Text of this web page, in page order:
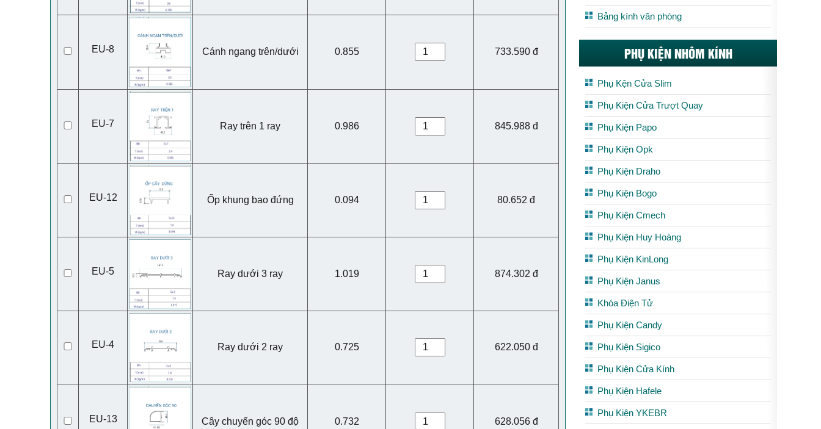
EU-8 Cánh ngang trên/dưới 0.855 733.590 đ
EU-7 Ray trên 1 ray 0.986 845.988 đ
EU-12 Ốp khung bao đứng 0.094 80.652 đ
EU-5 Ray dưới 3 ray 1.019 874.302 đ
EU-4 Ray dưới 2 ray 0.725 622.050 đ
EU-13 Cây chuyển góc 90 độ 0.732 628.056 đ
Bảng kính văn phòng
PHỤ KIỆN NHÔM KÍNH
Phụ Kện Cửa Slim
Phụ Kiện Cửa Trượt Quay
Phụ Kiện Papo
Phụ Kiện Opk
Phụ Kiện Draho
Phụ Kiện Bogo
Phụ Kiện Cmech
Phụ Kiện Huy Hoàng
Phụ Kiện KinLong
Phụ Kiện Janus
Khóa Điện Tử
Phụ Kiện Candy
Phụ Kiện Sigico
Phụ Kiện Cửa Kính
Phụ Kiện Hafele
Phụ Kiện YKEBR